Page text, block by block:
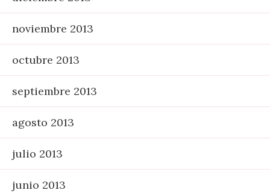
noviembre 2013
octubre 2013
septiembre 2013
agosto 2013
julio 2013
junio 2013